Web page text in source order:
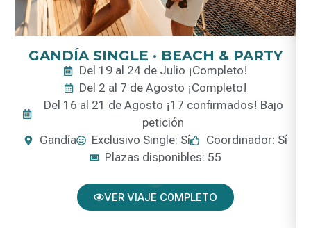
GANDÍA SINGLE · BEACH & PARTY
Del 19 al 24 de Julio ¡Completo!
Del 2 al 7 de Agosto ¡Completo!
Del 16 al 21 de Agosto ¡17 confirmados! Bajo
petición
Gandía
Exclusivo Single: Sí
Coordinador: Sí
Plazas disponibles: 55
VER VIAJE C0MPLETO